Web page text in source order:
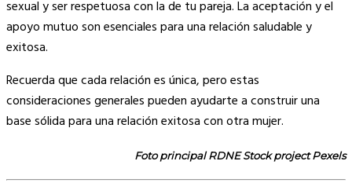
sexual y ser respetuosa con la de tu pareja. La aceptación y el
apoyo mutuo son esenciales para una relación saludable y
exitosa.
Recuerda que cada relación es única, pero estas
consideraciones generales pueden ayudarte a construir una
base sólida para una relación exitosa con otra mujer.
Foto principal RDNE Stock project Pexels